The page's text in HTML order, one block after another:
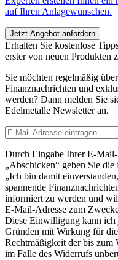
auf Ihren Anlagewünschen.
Jetzt Angebot anfordern
Erhalten Sie kostenlose
erster von neuen Produkten
Sie möchten regelmäßig
Finanznachrichten und
werden? Dann melden Sie
Edelmetalle Newsletter an.
Durch Eingabe Ihrer E-
„Abschicken“ geben Sie
„Ich bin damit
spannende
informiert zu werden und
E-Mail-Adresse zum
Diese Einwilligung kann ich
Gründen mit Wirkung für
Rechtmäßigkeit der bis
im Falle des Widerrufs